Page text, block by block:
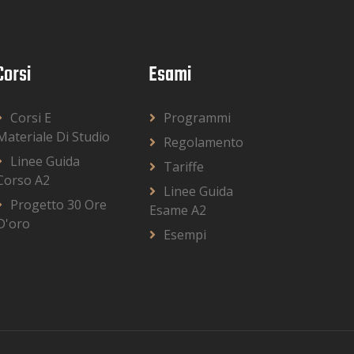
Corsi E
Di Studio
Linee Guida
A2
Progetto 30 Ore
Esami
Programmi
Regolamento
Tariffe
Linee Guida
Esame A2
Esempi